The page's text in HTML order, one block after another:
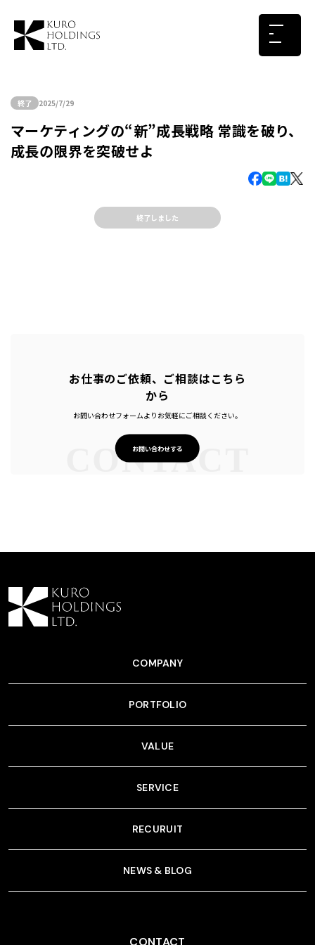
終了 2025/7/29
マーケティングの“新”成長戦略 常識を破り、
成長の限界を突破せよ
終了しました
お仕事のご依頼、ご相談はこちら
から
お問い合わせフォームよりお気軽にご相談ください。
お問い合わせする
CONTACT
COMPANY
PORTFOLIO
VALUE
SERVICE
RECURUIT
NEWS & BLOG
CONTACT